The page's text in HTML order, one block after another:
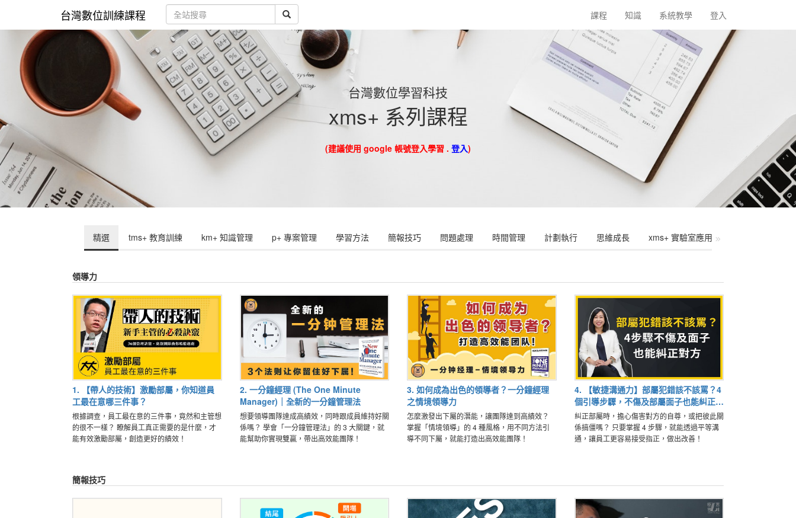
台灣數位訓練課程 課程 知識 系統教學 登入
台灣數位學習科技
xms+ 系列課程
(建議使用 google 帳號登入學習 . 登入)
精選 tms+ 教育訓練 km+ 知識管理 p+ 專案管理 學習方法 簡報技巧 問題處理 時間管理 計劃執行 思維成長 xms+ 實驗室應用
領導力
1. 【帶人的技術】激勵部屬，你知道員
工最在意哪三件事？
根據調查，員工最在意的三件事，竟然和主管想
的很不一樣？ 瞭解員工真正需要的是什麼，才
能有效激勵部屬，創造更好的績效！
2. 一分鐘經理 (The One Minute
Manager)｜全新的一分鐘管理法
想要領導團隊達成高績效，同時跟成員維持好關
係嗎？ 學會「一分鐘管理法」的 3 大關鍵，就
能幫助你實現雙贏，帶出高效能團隊！
3. 如何成為出色的領導者？一分鐘經理
之情境領導力
怎麼激發出下屬的潛能，讓團隊達到高績效？
掌握「情境領導」的 4 種風格，用不同方法引
導不同下屬，就能打造出高效能團隊！
4. 【敏捷溝通力】部屬犯錯該不該罵？4
個引導步驟，不傷及部屬面子也能糾正對
方
糾正部屬時，擔心傷害對方的自尊，或把彼此關
係搞僵嗎？ 只要掌握 4 步驟，就能透過平等溝
通，讓員工更容易接受指正，做出改善！
簡報技巧